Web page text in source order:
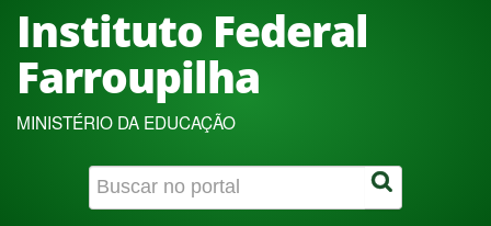
Instituto Federal
Farroupilha
MINISTÉRIO DA EDUCAÇÃO